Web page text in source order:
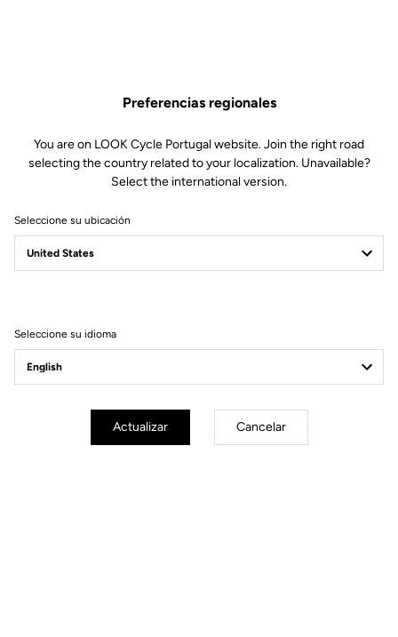
DH / Dirt
Preferencias regionales
You are on LOOK Cycle Portugal website. Join the right road
selecting the country related to your localization. Unavailable?
Select the international version.
Seleccione su ubicación
Seleccione su idioma
Actualizar Cancelar